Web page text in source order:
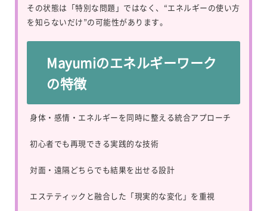
その状態は「特別な問題」ではなく、“エネルギーの使い方
を知らないだけ”の可能性があります。
Mayumiのエネルギーワーク
の特徴
身体・感情・エネルギーを同時に整える統合アプローチ
初心者でも再現できる実践的な技術
対面・遠隔どちらでも結果を出せる設計
エステティックと融合した「現実的な変化」を重視